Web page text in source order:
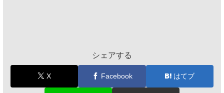
シェアする
X Facebook はてブ